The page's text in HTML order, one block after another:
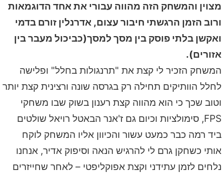
מצוין והמשחק הזה מהווה עבורי את אחד הדוגמאות
ורוב הזמן הרגשתי חיבור עצום, אדרנלין זורם בדמי
ואקשן בלתי פוסק בין מסך למסך(כביכול מעבר בין
אזורים).
המשחק הזכיר לי קצת את "תרנגולות בחלל" ופלישה
לחלל הוותיקים תחילה רק בגרסה שונה ורצינית קצת יותר
וטוב שכך כי הוא מהווה קצת רענון בשוק שבו משחקי
FPS, סימולציות וכיום גם ז'אנר הבאטל רויאל שולטים
ביד רמה כבר כמעט עשור והכיוון אליו המשחק לוקח
אותי כשחקן גרם לי להרגיש הנאה וסיפוק אדיר, אנחנו
נלחים לזמן עתידני וקצת אפוקליפטי – לאחר שחייזרים